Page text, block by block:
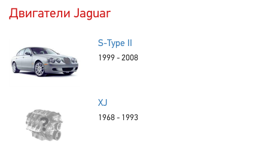
Двигатели Jaguar
S-Type II
1999 - 2008
XJ
1968 - 1993